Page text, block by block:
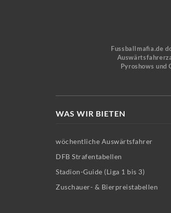
Fussballmafia.de
Pyroshows
WAS WIR BIETEN
wöchentliche Auswärtsfahrer
DFB Strafentabellen
Stadion-Guide (Liga 1 bis 3)
Zuschauer- & Bierpreistabellen